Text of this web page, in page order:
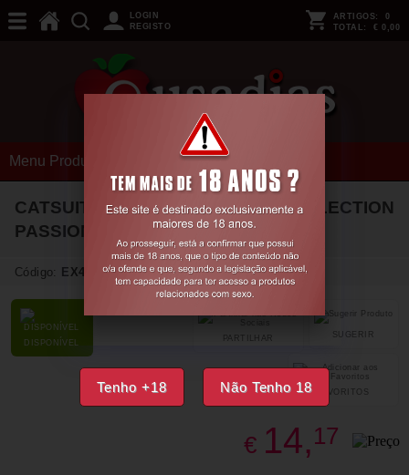
Tenho +18 Não Tenho 18
LOGIN
REGISTO
ARTIGOS: 0
TOTAL: € 0,00
Menu Produtos
CATSUIT BS008 BRANCO ECO COLLECTION
PASSION
Código: EX48844
DISPONÍVEL
SUGERIR
PARTILHAR
FAVORITOS
€ 14,17